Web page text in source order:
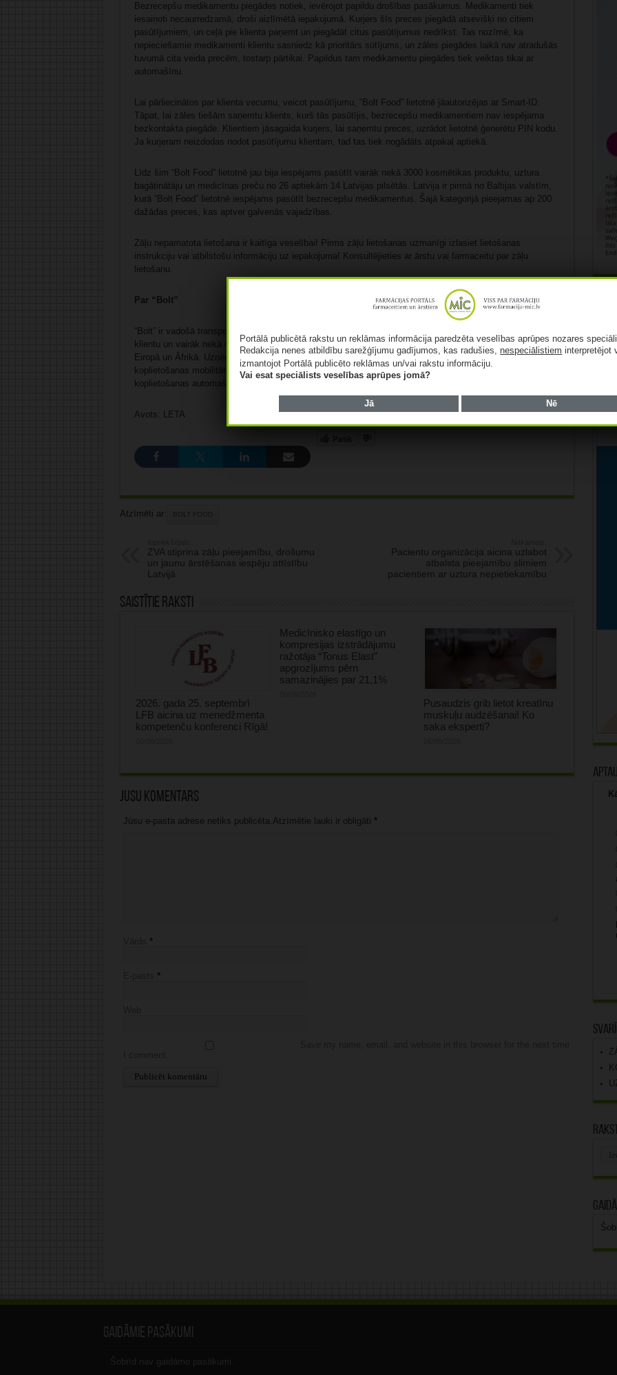
Bezrecepšu medikamentu piegādes notiek, ievērojot papildu drošības pasākumus. Medikamenti tiek
iesaiņoti necaurredzamā, droši aizlīmētā iepakojumā. Kurjers šīs preces piegādā atsevišķi no citiem
pasūtījumiem, un ceļā pie klienta paņemt un piegādāt citus pasūtījumus nedrīkst. Tas nozīmē, ka
nepieciešamie medikamenti klientu sasniedz kā prioritārs sūtījums, un zāles piegādes laikā nav atradušās
tuvumā cita veida precēm, tostarp pārtikai. Papildus tam medikamentu piegādes tiek veiktas tikai ar
automašīnu.
Lai pārliecinātos par klienta vecumu, veicot pasūtījumu, “Bolt Food” lietotnē jāautorizējas ar Smart-ID.
Tāpat, lai zāles tiešām saņemtu klients, kurš tās pasūtījis, bezrecepšu medikamentiem nav iespējama
bezkontakta piegāde. Klientiem jāsagaida kurjers, lai saņemtu preces, uzrādot lietotnē ģenerētu PIN kodu.
Ja kurjeram neizdodas nodot pasūtījumu klientam, tad tas tiek nogādāts atpakaļ aptiekā.
Līdz šim “Bolt Food” lietotnē jau bija iespējams pasūtīt vairāk nekā 3000 kosmētikas produktu, uztura
bagātinātāju un medicīnas preču no 26 aptiekām 14 Latvijas pilsētās. Latvija ir pirmā no Baltijas valstīm,
kurā “Bolt Food” lietotnē iespējams pasūtīt bezrecepšu medikamentus. Šajā kategorijā pieejamas ap 200
dažādas preces, kas aptver galvenās vajadzības.
Zāļu nepamatota lietošana ir kaitīga veselībai! Pirms zāļu lietošanas uzmanīgi izlasiet lietošanas
instrukciju vai atbilstošu informāciju uz iepakojuma! Konsultējieties ar ārstu vai farmaceitu par zāļu
lietošanu.
Par “Bolt”
“Bolt” ir vadošā transporta pakalpojumu platforma Eiropā, kuru izmanto vairāk nekā 200 miljoni uzticamu
klientu un vairāk nekā 4,5 miljoni partneršoferu un partnerkurjeru vairāk nekā 50 valstīs un 850 pilsētās
Eiropā un Āfrikā. Uzņēmums cenšas veicināt straujāku pāreju no privātajām automašīnām uz
koplietošanas mobilitāti, piedāvājot ērtas alternatīvas visiem lietošanas mērķiem, tostarp kopbraukšanu,
koplietošanas automašīnas un skrejriteņus, kā arī ēdiena un pārtikas preču piegādi.
Avots: LETA
Atzīmēti ar:
ZVA stiprina zāļu pieejamību, drošumu
un jaunu ārstēšanas iespēju attīstību
Latvijā
Pacientu organizācija aicina uzlabot
atbalsta pieejamību slimiem
pacientiem ar uztura nepietiekamību
Saistītie raksti
2026. gada 25. septembrī
LFB aicina uz menedžmenta
kompetenču konferenci Rīgā!
Medicīnisko elastīgo un
kompresijas izstrādājumu
ražotāja “Tonus Elast”
apgrozījums pērn
samazinājies par 21,1%
Pusaudzis grib lietot kreatīnu
muskuļu audzēšanai! Ko
saka eksperti?
Jūsu komentārs
Jūsu e-pasta adrese netiks publicēta.Atzīmētie lauki ir obligāti *
*
*
Gaidāmie pasākumi
Šobrīd nav gaidāmo pasākumi.
Portālā publicētā rakstu un reklāmas informācija paredzēta veselības aprūpes nozares
Redakcija nenes atbildību sarežģījumu gadījumos, kas radušies,nespeciālistiem interpretējot
izmantojot Portālā publicēto reklāmas un/vai rakstu informāciju.
Vai esat speciālists veselības aprūpes jomā?
Jā Nē